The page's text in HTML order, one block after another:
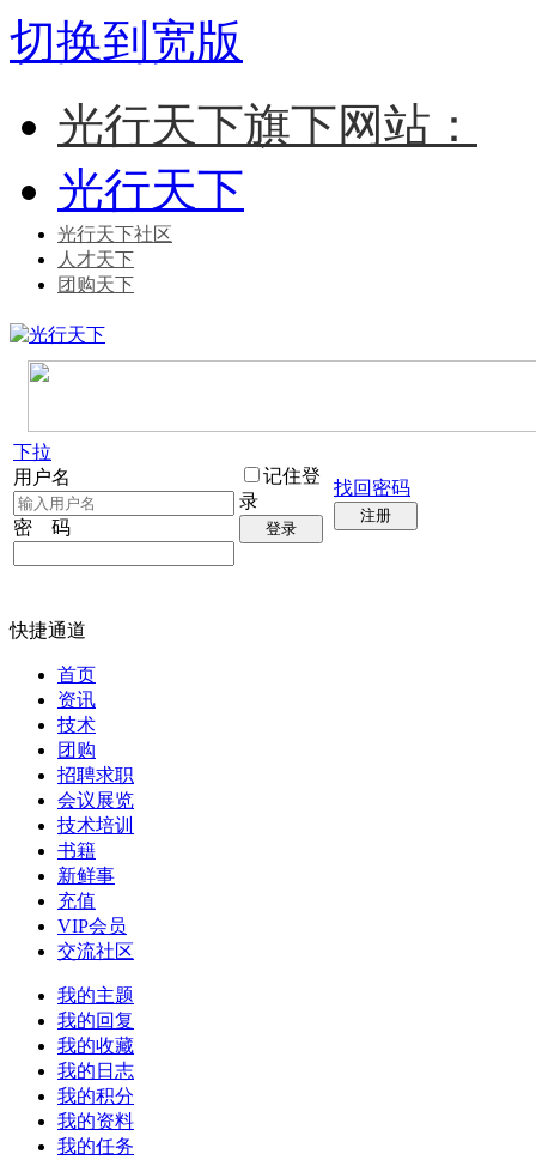
切换到宽版
光行天下旗下网站：
光行天下
光行天下社区
人才天下
团购天下
下拉
用户名
密 码
记住登
录
登录
找回密码
注册
快捷通道
首页
资讯
技术
团购
招聘求职
会议展览
技术培训
书籍
新鲜事
充值
VIP会员
交流社区
我的主题
我的回复
我的收藏
我的日志
我的积分
我的资料
我的任务